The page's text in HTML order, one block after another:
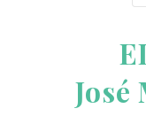
José